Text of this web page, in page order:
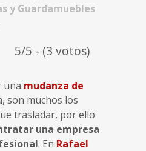
y Guardamuebles
5/5 - (3 votos)
una mudanza de
son muchos los
trasladar, por ello
una empresa
. En Rafael